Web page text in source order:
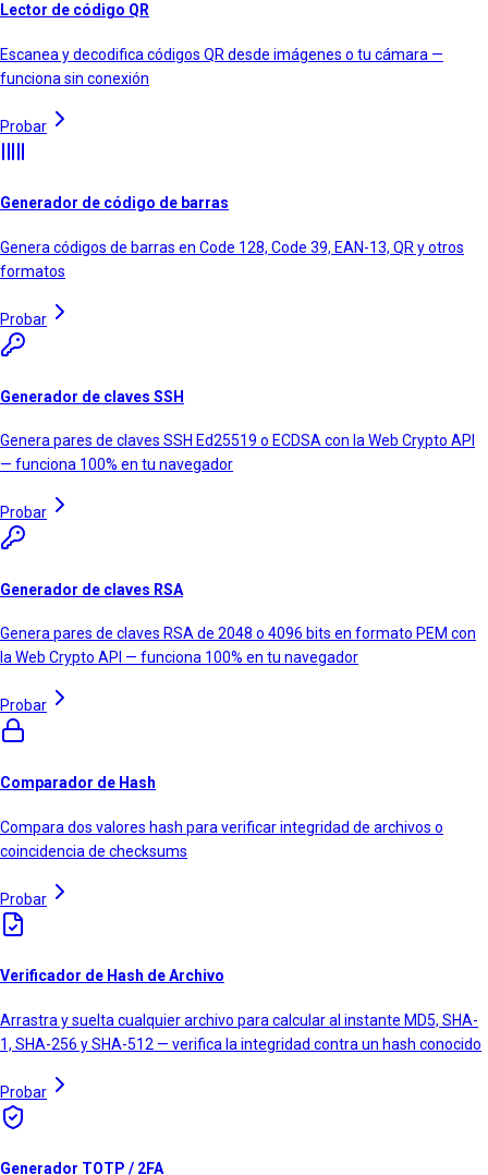
Lector de código QR
Escanea y decodifica códigos QR desde imágenes o tu cámara —
funciona sin conexión
Probar
Generador de código de barras
Genera códigos de barras en Code 128, Code 39, EAN-13, QR y otros
formatos
Probar
Generador de claves SSH
Genera pares de claves SSH Ed25519 o ECDSA con la Web Crypto API
— funciona 100% en tu navegador
Probar
Generador de claves RSA
Genera pares de claves RSA de 2048 o 4096 bits en formato PEM con
la Web Crypto API — funciona 100% en tu navegador
Probar
Comparador de Hash
Compara dos valores hash para verificar integridad de archivos o
coincidencia de checksums
Probar
Verificador de Hash de Archivo
Arrastra y suelta cualquier archivo para calcular al instante MD5, SHA-
1, SHA-256 y SHA-512 — verifica la integridad contra un hash conocido
Probar
Generador TOTP / 2FA